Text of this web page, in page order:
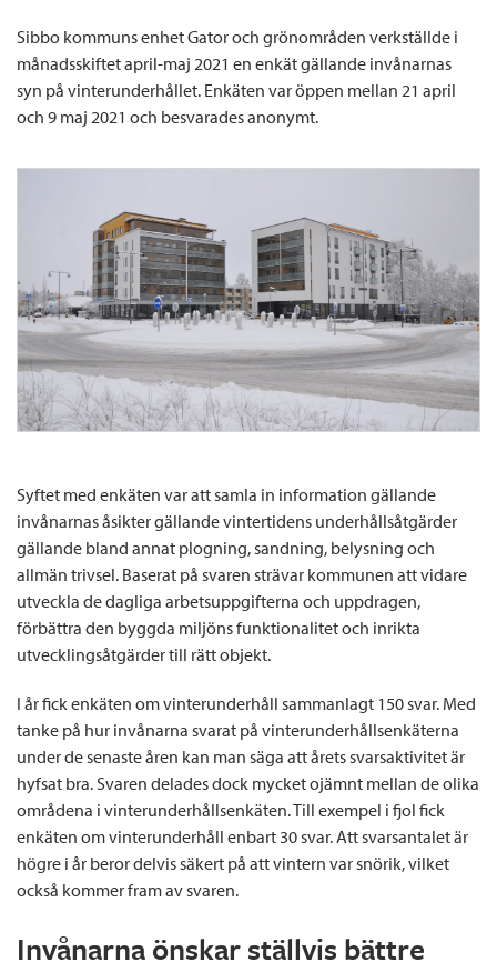
Sibbo kommuns enhet Gator och grönområden verkställde i
månadsskiftet april-maj 2021 en enkät gällande invånarnas
syn på vinterunderhållet. Enkäten var öppen mellan 21 april
och 9 maj 2021 och besvarades anonymt.
Syftet med enkäten var att samla in information gällande
invånarnas åsikter gällande vintertidens underhållsåtgärder
gällande bland annat plogning, sandning, belysning och
allmän trivsel. Baserat på svaren strävar kommunen att vidare
utveckla de dagliga arbetsuppgifterna och uppdragen,
förbättra den byggda miljöns funktionalitet och inrikta
utvecklingsåtgärder till rätt objekt.
I år fick enkäten om vinterunderhåll sammanlagt 150 svar. Med
tanke på hur invånarna svarat på vinterunderhållsenkäterna
under de senaste åren kan man säga att årets svarsaktivitet är
hyfsat bra. Svaren delades dock mycket ojämnt mellan de olika
områdena i vinterunderhållsenkäten. Till exempel i fjol fick
enkäten om vinterunderhåll enbart 30 svar. Att svarsantalet är
högre i år beror delvis säkert på att vintern var snörik, vilket
också kommer fram av svaren.
Invånarna önskar ställvis bättre